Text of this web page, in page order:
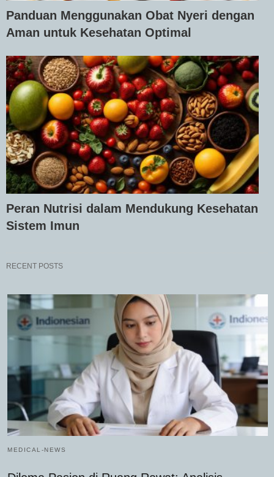
Panduan Menggunakan Obat Nyeri dengan
Aman untuk Kesehatan Optimal
Peran Nutrisi dalam Mendukung Kesehatan
Sistem Imun
RECENT POSTS
MEDICAL-NEWS